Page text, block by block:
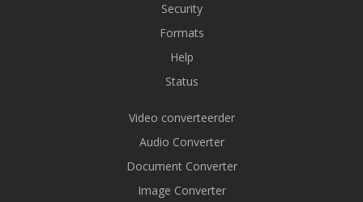
Security
Formats
Help
Status
Video converteerder
Audio Converter
Document Converter
Image Converter